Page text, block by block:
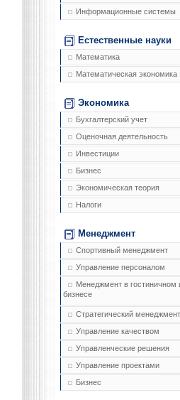
Информационные системы
Естественные науки
Математика
Математическая экономика
Экономика
Бухгалтерский учет
Оценочная деятельность
Инвестиции
Бизнес
Экономическая теория
Налоги
Менеджмент
Спортивный менеджмент
Управление персоналом
Менеджмент в гостиничном
бизнесе
Стратегический менеджмент
Управление качеством
Управленческие решения
Управление проектами
Бизнес